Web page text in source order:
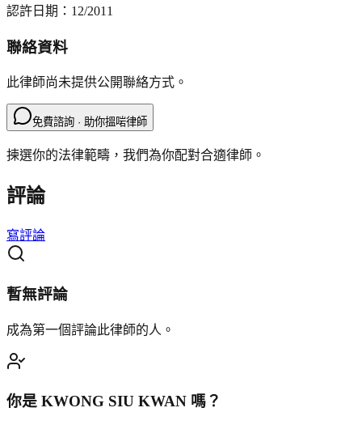
認許日期： 12/2011
聯絡資料
此律師尚未提供公開聯絡方式。
免費諮詢 · 助你搵啱律師
揀選你的法律範疇，我們為你配對合適律師。
評論
寫評論
暫無評論
成為第一個評論此律師的人。
你是 KWONG SIU KWAN 嗎？